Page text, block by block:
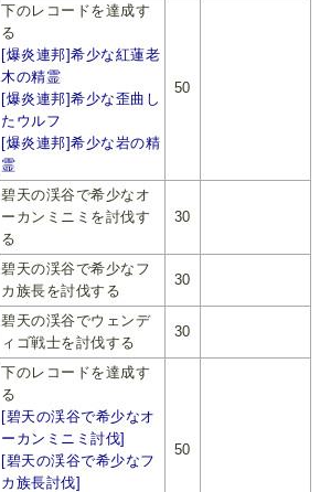
下のレコードを達成す
る
[爆炎連邦]希少な紅蓮老
木の精霊
[爆炎連邦]希少な歪曲し
たウルフ
[爆炎連邦]希少な岩の精
霊
50
碧天の渓谷で希少なオ
ーカンミニミを討伐す
る
30
碧天の渓谷で希少なフ
カ族長を討伐する
30
碧天の渓谷でウェンデ
ィゴ戦士を討伐する
30
下のレコードを達成す
る
[碧天の渓谷で希少なオ
ーカンミニミ討伐]
[碧天の渓谷で希少なフ
カ族長討伐]
50